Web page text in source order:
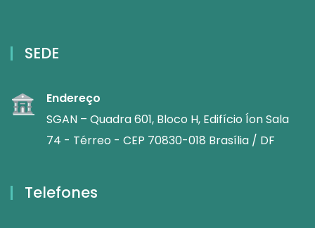
SEDE
Endereço
SGAN – Quadra 601, Bloco H, Edifício Íon Sala
74 - Térreo - CEP 70830-018 Brasília / DF
Telefones